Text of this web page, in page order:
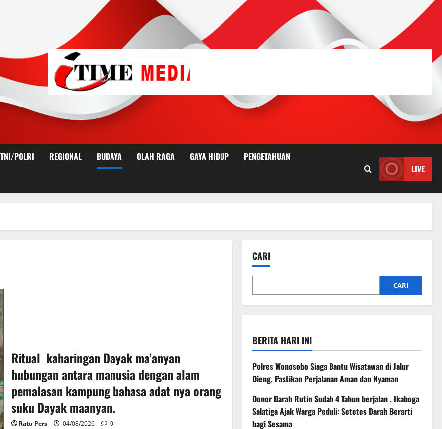
TNI/POLRI REGIONAL BUDAYA OLAH RAGA GAYA HIDUP PENGETAHUAN
LIVE
Ritual kaharingan Dayak ma’anyan
hubungan antara manusia dengan alam
pemalasan kampung bahasa adat nya orang
suku Dayak maanyan.
Ratu Pers 04/08/2026 0
CARI
CARI
BERITA HARI INI
Polres Wonosobo Siaga Bantu Wisatawan di Jalur
Dieng, Pastikan Perjalanan Aman dan Nyaman
Donor Darah Rutin Sudah 4 Tahun berjalan , Ikaboga
Salatiga Ajak Warga Peduli: Setetes Darah Berarti
bagi Sesama